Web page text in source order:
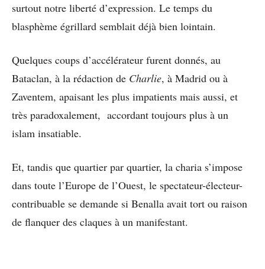
surtout notre liberté d’expression. Le temps du
blasphème égrillard semblait déjà bien lointain.
Quelques coups d’accélérateur furent donnés, au
Bataclan, à la rédaction de Charlie, à Madrid ou à
Zaventem, apaisant les plus impatients mais aussi, et
très paradoxalement, accordant toujours plus à un
islam insatiable.
Et, tandis que quartier par quartier, la charia s’impose
dans toute l’Europe de l’Ouest, le spectateur-électeur-
contribuable se demande si Benalla avait tort ou raison
de flanquer des claques à un manifestant.